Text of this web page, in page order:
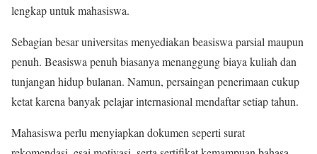
lengkap untuk mahasiswa.
Sebagian besar universitas menyediakan beasiswa parsial maupun
penuh. Beasiswa penuh biasanya menanggung biaya kuliah dan
tunjangan hidup bulanan. Namun, persaingan penerimaan cukup
ketat karena banyak pelajar internasional mendaftar setiap tahun.
Mahasiswa perlu menyiapkan dokumen seperti surat